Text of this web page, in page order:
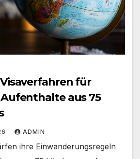
für
aus 75
ADMIN
ihre Einwanderungsregeln